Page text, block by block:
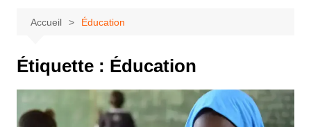
Accueil Éducation
Étiquette : Éducation